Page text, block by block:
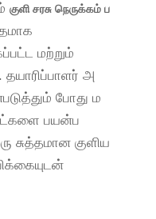
குளி சரசு நெருக்கம் ப
மற்றும்
அ
போது ம
பயன்ப
சுத்தமான குளிய